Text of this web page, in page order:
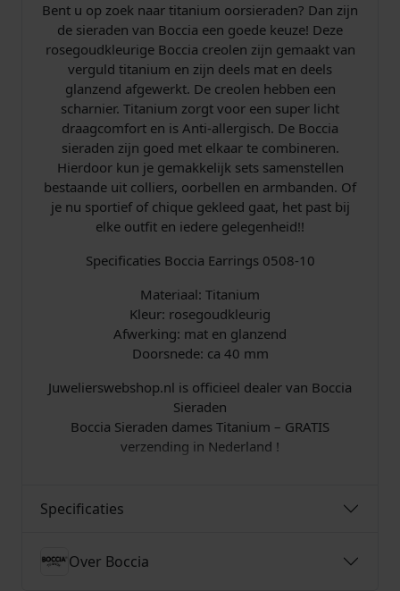
Bent u op zoek naar titanium oorsieraden? Dan zijn
de sieraden van Boccia een goede keuze! Deze
rosegoudkleurige Boccia creolen zijn gemaakt van
verguld titanium en zijn deels mat en deels
glanzend afgewerkt. De creolen hebben een
scharnier. Titanium zorgt voor een super licht
draagcomfort en is Anti-allergisch. De Boccia
sieraden zijn goed met elkaar te combineren.
Hierdoor kun je gemakkelijk sets samenstellen
bestaande uit colliers, oorbellen en armbanden. Of
je nu sportief of chique gekleed gaat, het past bij
elke outfit en iedere gelegenheid!!
Specificaties Boccia Earrings 0508-10
Materiaal: Titanium
Kleur: rosegoudkleurig
Afwerking: mat en glanzend
Doorsnede: ca 40 mm
Juwelierswebshop.nl is officieel dealer van Boccia
Sieraden
Boccia Sieraden dames Titanium – GRATIS
verzending in Nederland !
Specificaties
Over Boccia